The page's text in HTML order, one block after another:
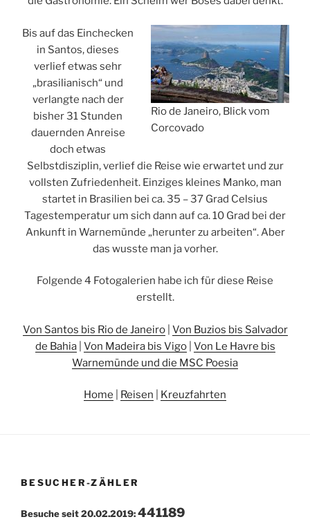
Rio de Janeiro, Blick vom
Corcovado
Bis auf das Einchecken
in Santos, dieses
verlief etwas sehr
„brasilianisch“ und
verlangte nach der
bisher 31 Stunden
dauernden Anreise
doch etwas
Selbstdisziplin, verlief die Reise wie erwartet und zur
vollsten Zufriedenheit. Einziges kleines Manko, man
startet in Brasilien bei ca. 35 – 37 Grad Celsius
Tagestemperatur um sich dann auf ca. 10 Grad bei der
Ankunft in Warnemünde „herunter zu arbeiten“. Aber
das wusste man ja vorher.
Folgende 4 Fotogalerien habe ich für diese Reise
erstellt.
Von Santos bis Rio de Janeiro| Von Buzios bis Salvador
de Bahia| Von Madeira bis Vigo| Von Le Havre bis
Warnemünde und die MSC Poesia
Home Reisen Kreuzfahrten
BESUCHER-ZÄHLER
Besuche seit 20.02.2019:441189